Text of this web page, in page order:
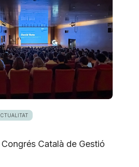
Català de Gestió